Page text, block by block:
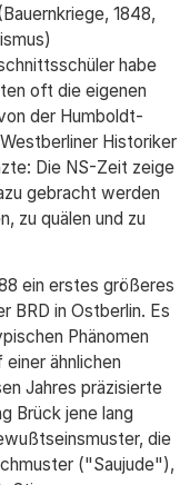
1848,
habe
oft die eigenen
der Humboldt-
Historiker
Die NS-Zeit zeige
gebracht werden
zu quälen und zu
ein erstes größeres
BRD in Ostberlin. Es
Phänomen
ähnlichen
Jahres präzisierte
Brück jene lang
die
("Saujude"),